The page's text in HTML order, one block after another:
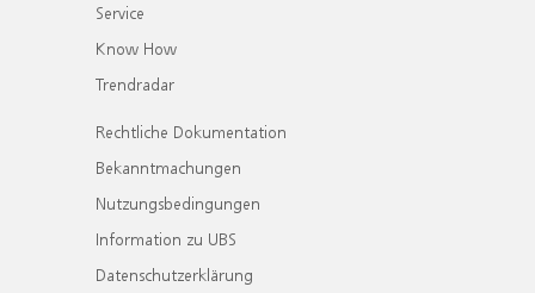
Service
Know How
Trendradar
Rechtliche Dokumentation
Bekanntmachungen
Nutzungsbedingungen
Information zu UBS
Datenschutzerklärung